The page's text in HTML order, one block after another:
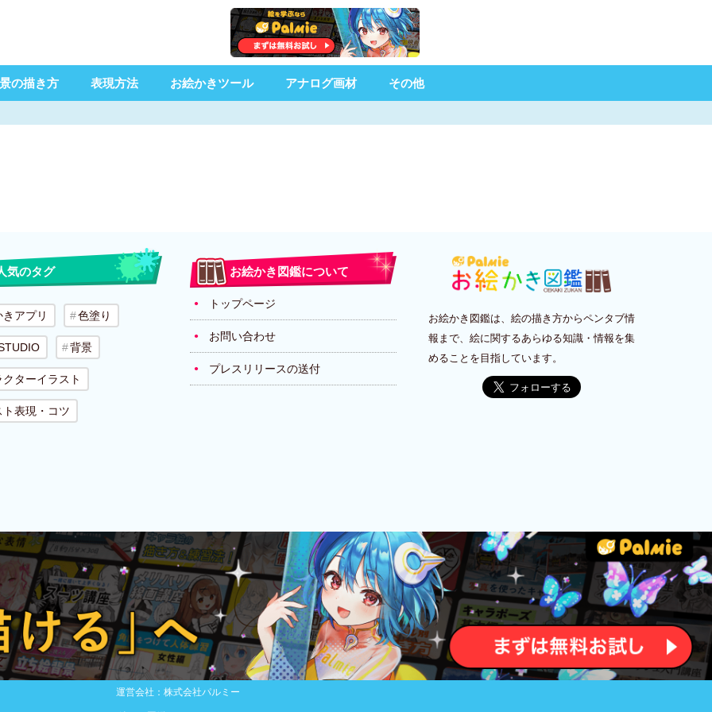
の描き方 表現方法 お絵かきツール アナログ画材 その他
気のタグ
アプリ 色塗り
背景
ターイラスト
ト表現・コツ
お絵かき図鑑について
トップページ
お問い合わせ
プレスリリースの送付
お絵かき図鑑は、絵の描き方からペンタブ情
報まで、絵に関するあらゆる知識・情報を集
めることを目指しています。
運営会社：株式会社パルミー